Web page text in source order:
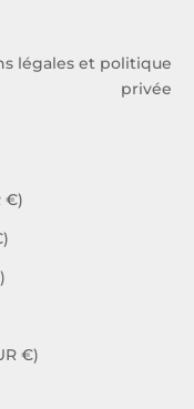
légales et politique
privée
€)
€)